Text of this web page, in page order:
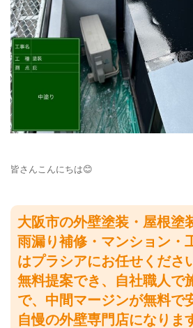
皆さんこんにちは😊
大阪市の外壁塗装・屋根塗
雨漏り補修・マンション・
はプラシアにお任せくださ
無料提案でき、自社職人で
で、中間マージンが無料で
自慢の外壁専門店になりま